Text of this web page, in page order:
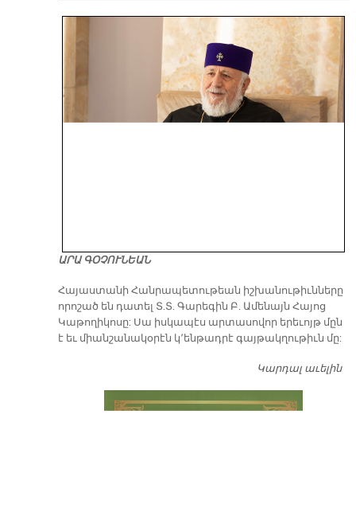
ԱՐԱ ԳՕՉՈՒՆԵԱՆ
​Հայաստանի Հանրապետութեան իշխանութիւնները
որոշած են դատել Տ.Տ. Գարեգին Բ. Ամենայն Հայոց
Կաթողիկոսը: Սա իսկապէս արտասովոր երեւոյթ մըն
է եւ միանշանակօրէն կ՚ենթադրէ գայթակղութիւն մը:
Կարդալ աւելին